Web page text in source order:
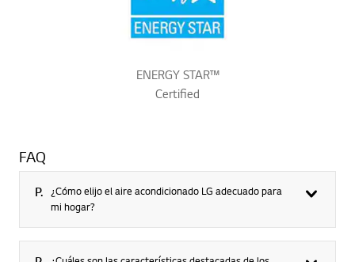
ENERGY STAR™
Certified
FAQ
P.
¿Cómo elijo el aire acondicionado LG adecuado para
mi hogar?